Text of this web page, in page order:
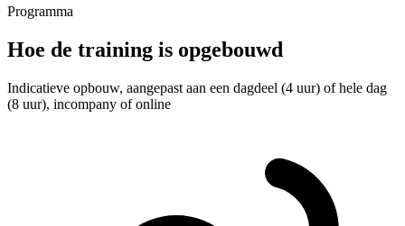
Programma
Hoe de training is opgebouwd
Indicatieve opbouw, aangepast aan een dagdeel (4 uur) of hele dag
(8 uur), incompany of online